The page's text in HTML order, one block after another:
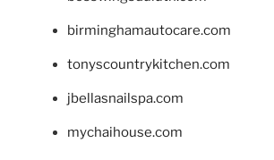
birminghamautocare.com
tonyscountrykitchen.com
jbellasnailspa.com
mychaihouse.com